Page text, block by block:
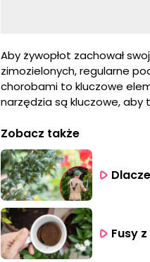
Aby żywopłot zachował
zimozielonych, regularne
chorobami to kluczowe
narzędzia są kluczowe, aby
Zobacz także
Fusy